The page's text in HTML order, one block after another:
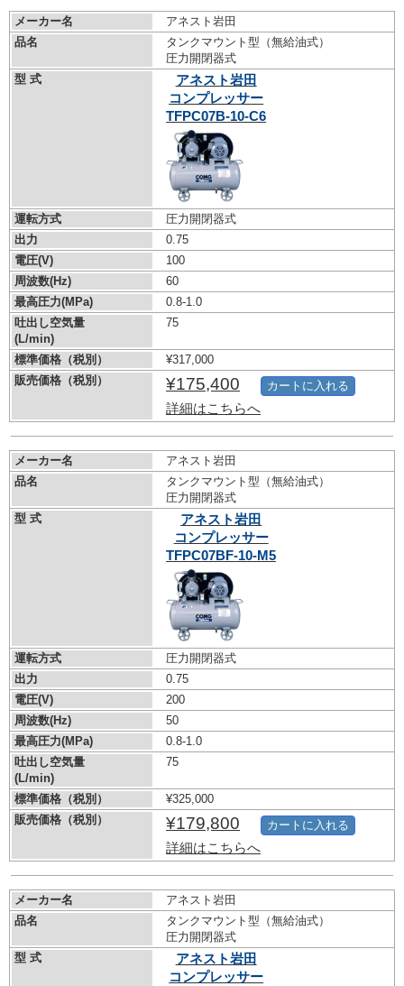
メーカー名
アネスト岩田
品名
タンクマウント型（無給油式）
圧力開閉器式
型 式
アネスト岩田
コンプレッサー
TFPC07B-10-C6
運転方式
圧力開閉器式
出力
0.75
電圧(V)
100
周波数(Hz)
60
最高圧力(MPa)
0.8-1.0
吐出し空気量
(L/min)
75
標準価格（税別）
¥317,000
販売価格（税別）
¥175,400
詳細はこちらへ
カートに入れる
メーカー名
アネスト岩田
品名
タンクマウント型（無給油式）
圧力開閉器式
型 式
アネスト岩田
コンプレッサー
TFPC07BF-10-M5
運転方式
圧力開閉器式
出力
0.75
電圧(V)
200
周波数(Hz)
50
最高圧力(MPa)
0.8-1.0
吐出し空気量
(L/min)
75
標準価格（税別）
¥325,000
販売価格（税別）
¥179,800
詳細はこちらへ
カートに入れる
メーカー名
アネスト岩田
品名
タンクマウント型（無給油式）
圧力開閉器式
型 式
アネスト岩田
コンプレッサー